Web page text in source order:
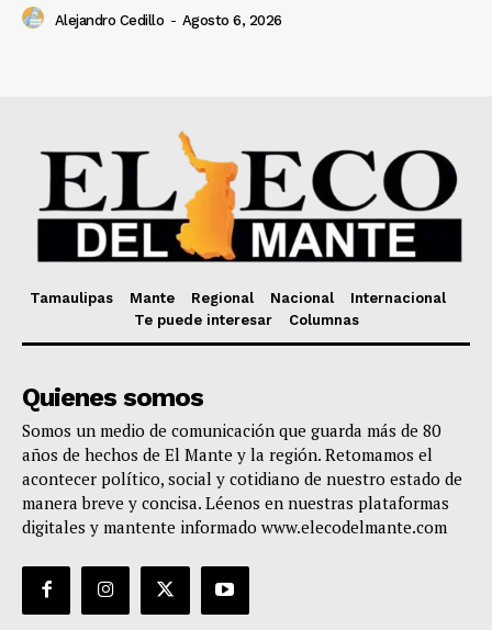
Alejandro Cedillo - Agosto 6, 2026
Tamaulipas Mante Regional Nacional
Internacional
Te puede interesar
Columnas
Quienes somos
Somos un medio de comunicación que guarda más de 80
años de hechos de El Mante y la región. Retomamos el
acontecer político, social y cotidiano de nuestro estado de
manera breve y concisa. Léenos en nuestras plataformas
digitales y mantente informado www.elecodelmante.com